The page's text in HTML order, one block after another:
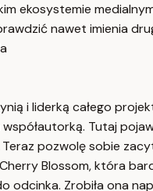
ekosystemie
nawet imienia
i liderką całego
współautorką. Tutaj
pozwolę sobie
Blossom, która
odcinka. Zrobiła ona